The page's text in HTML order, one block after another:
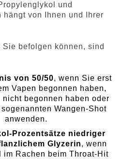
und
von Ihnen und Ihrer
befolgen können, sind
von 50/50, wenn Sie erst
Vapen begonnen haben,
begonnen haben oder
Wangen-Shot
anwenden.
Prozentsätze niedriger
Glyzerin, wenn
im Rachen beim Throat-Hit